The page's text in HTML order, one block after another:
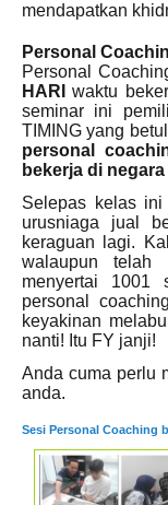
mendapatkan
Personal
Personal
HARI
waktu
seminar ini
TIMING yang
personal
bekerja di
Selepas kelas
urusniaga jual
keraguan lagi.
walaupun telah
menyertai 1001
personal
keyakinan
nanti! Itu FY janji!
Anda cuma perlu
anda.
Sesi Personal Coaching